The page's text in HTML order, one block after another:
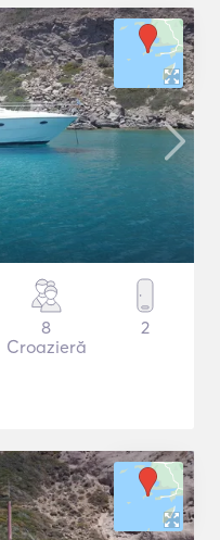
8
Croazieră
2